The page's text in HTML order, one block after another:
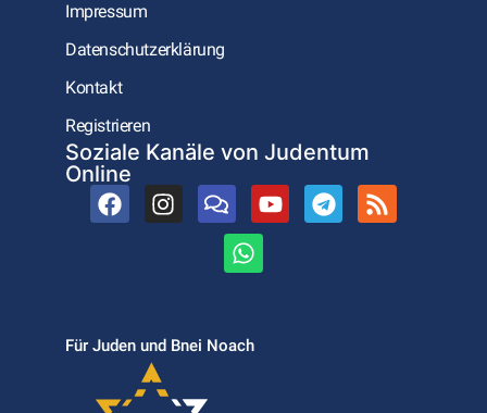
Impressum
Datenschutzerklärung
Kontakt
Registrieren
Soziale Kanäle von Judentum
Online
Für Juden und Bnei Noach